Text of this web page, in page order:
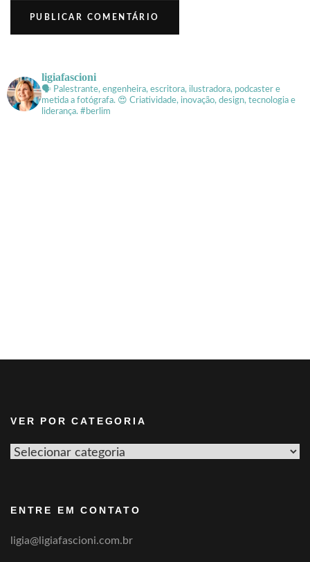
ligiafascioni
🗣 Palestrante, engenheira, escritora, ilustradora, podcaster e
metida a fotógrafa. 😍 Criatividade, inovação, design, tecnologia e
liderança. #berlim
VER POR CATEGORIA
Ver
ENTRE EM CONTATO
ligia@ligiafascioni.com.br